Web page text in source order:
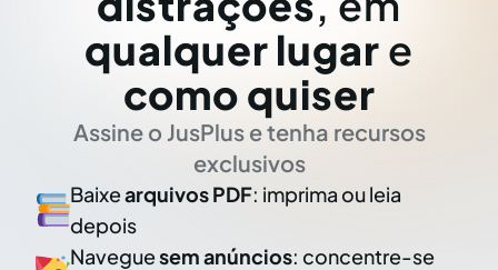
qualquer lugar e
como quiser
Assine o JusPlus e tenha recursos
exclusivos
Baixearquivos PDF: imprima ou leia
depois
Naveguesem anúncios: concentre-se